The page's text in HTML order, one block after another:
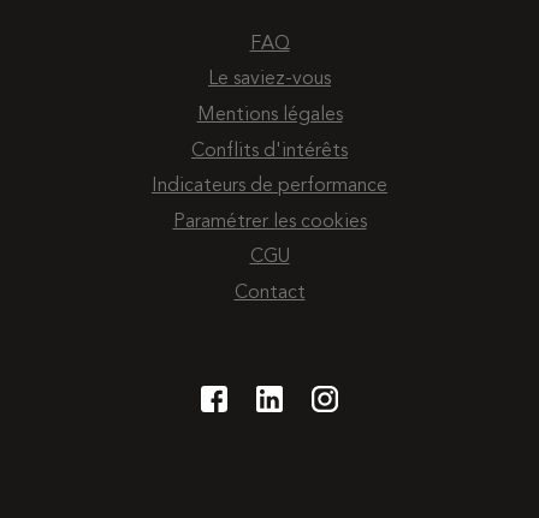
FAQ
Le saviez-vous
Mentions légales
Conflits d'intérêts
Indicateurs de performance
Paramétrer les cookies
CGU
Contact